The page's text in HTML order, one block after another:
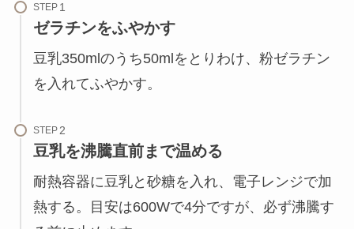
STEP
ゼラチンをふやかす
豆乳350mlのうち50mlをとりわけ、粉ゼラチン
を入れてふやかす。
STEP
豆乳を沸騰直前まで温める
耐熱容器に豆乳と砂糖を入れ、電子レンジで加
熱する。目安は600Wで4分ですが、必ず沸騰す